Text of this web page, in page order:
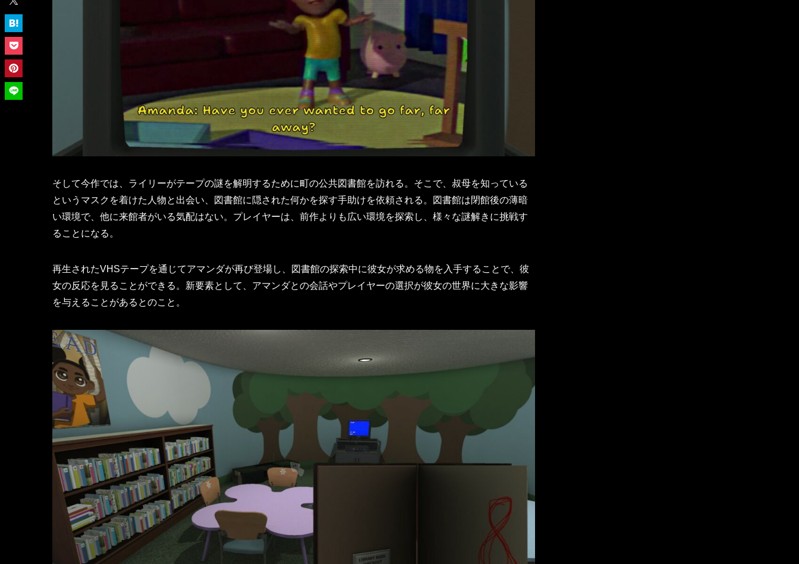
そして今作では、ライリーがテープの謎を解明するために町の公共図書館を訪れる。そこで、叔母を知っている
というマスクを着けた人物と出会い、図書館に隠された何かを探す手助けを依頼される。図書館は閉館後の薄暗
い環境で、他に来館者がいる気配はない。プレイヤーは、前作よりも広い環境を探索し、様々な謎解きに挑戦す
ることになる。
再生されたVHSテープを通じてアマンダが再び登場し、図書館の探索中に彼女が求める物を入手することで、彼
女の反応を見ることができる。新要素として、アマンダとの会話やプレイヤーの選択が彼女の世界に大きな影響
を与えることがあるとのこと。